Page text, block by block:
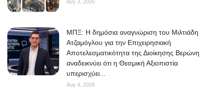
Αυγ 3, 2026
ΜΠΞ: Η δημόσια αναγνώριση του Μιλτιάδη
Ατζαμόγλου για την Επιχειρησιακή
Αποτελεσματικότητα της Διοίκησης Βερώνη
αναδεικνύει ότι η Θεσμική Αξιοπιστία
υπερισχύει...
Αυγ 4, 2026